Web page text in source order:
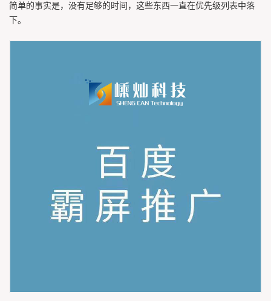
简单的事实是，没有足够的时间，这些东西一直在优先级列表中落
下。